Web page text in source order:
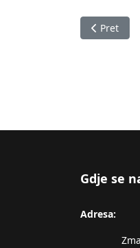
Prethodni
Pret
Gdje se
Adresa: